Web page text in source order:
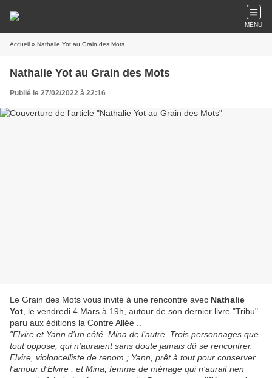
MENU
Accueil » Nathalie Yot au Grain des Mots
Nathalie Yot au Grain des Mots
Publié le 27/02/2022 à 22:16
Le Grain des Mots vous invite à une rencontre avec Nathalie
Yot , le vendredi 4 Mars à 19h, autour de son dernier livre "Tribu"
paru aux éditions la Contre Allée ..
"Elvire et Yann d’un côté, Mina de l’autre. Trois personnages que
tout oppose, qui n’auraient sans doute jamais dû se rencontrer.
Elvire, violoncelliste de renom ; Yann, prêt à tout pour conserver
l’amour d’Elvire ; et Mina, femme de ménage qui n’aurait rien